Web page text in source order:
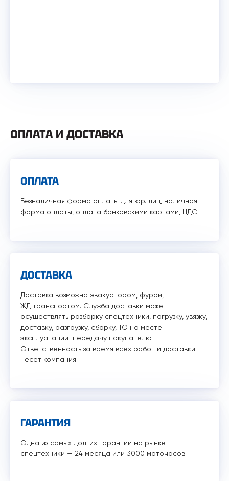
ОПЛАТА И ДОСТАВКА
ОПЛАТА
Безналичная форма оплаты для юр. лиц, наличная
форма оплаты, оплата банковскими картами, НДС.
ДОСТАВКА
Доставка возможна эвакуатором, фурой,
ЖД транспортом. Служба доставки может
осуществлять разборку спецтехники, погрузку, увязку,
доставку, разгрузку, сборку, ТО на месте
эксплуатации передачу покупателю.
Ответственность за время всех работ и доставки
несет компания.
ГАРАНТИЯ
Одна из самых долгих гарантий на рынке
спецтехники — 24 месяца или 3000 моточасов.